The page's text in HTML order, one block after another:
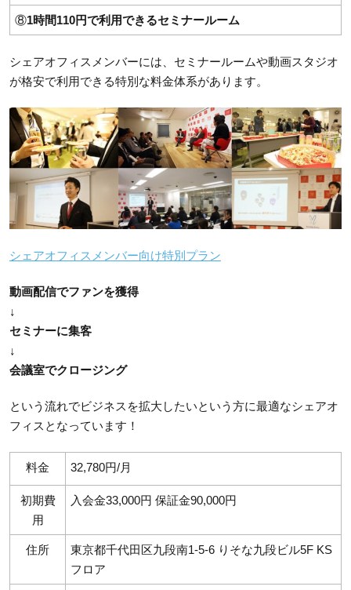
⑧1時間110円で利用できるセミナールーム
シェアオフィスメンバーには、セミナールームや動画スタジオ
が格安で利用できる特別な料金体系があります。
シェアオフィスメンバー向け特別プラン
動画配信でファンを獲得
↓
セミナーに集客
↓
会議室でクロージング
という流れでビジネスを拡大したいという方に最適なシェアオ
フィスとなっています！
料金 32,780円/月
初期費
用
入会金33,000円 保証金90,000円
住所
東京都千代田区九段南1-5-6 りそな九段ビル5F KS
フロア